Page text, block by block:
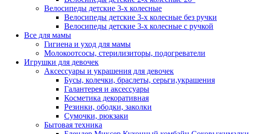
Велосипеды детские 3-х колесные
Велосипеды детские 3-х колесные без ручки
Велосипеды детские 3-х колесные с ручкой
Все для мамы
Гигиена и уход для мамы
Молокоотсосы, стерилизиторы, подогреватели
Игрушки для девочек
Аксессуары и украшения для девочек
Бусы, колечки, браслеты, серьги,украшения
Галантерея и аксессуары
Косметика декоративная
Резинки, ободки, заколки
Сумочки, рюкзаки
Бытовая техника